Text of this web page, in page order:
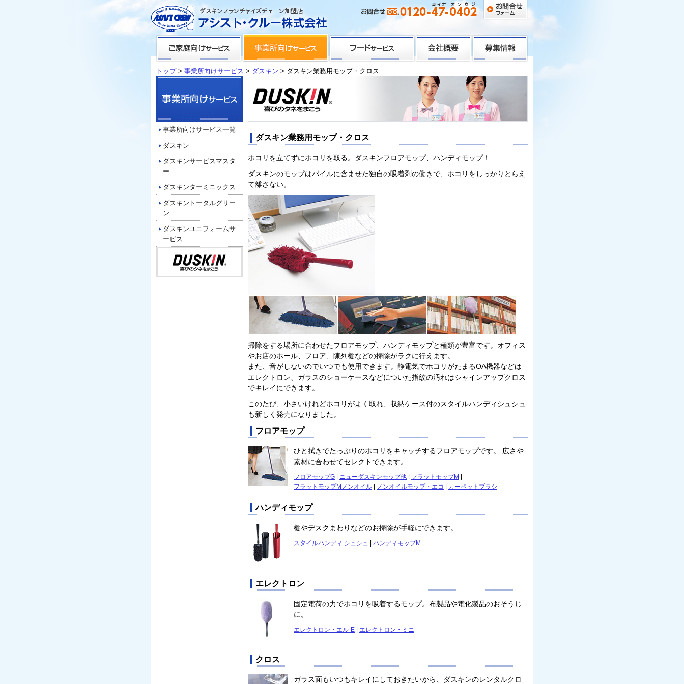
トップ> 事業所向けサービス > ダスキン > ダスキン業務用モップ・クロス
事業所向けサービス一覧
ダスキン
ダスキンサービスマスタ
ー
ダスキンターミニックス
ダスキントータルグリー
ン
ダスキンユニフォームサ
ービス
ダスキン業務用モップ・クロス
ホコリを立てずにホコリを取る。ダスキンフロアモップ、ハンディモップ！
ダスキンのモップはパイルに含ませた独自の吸着剤の働きで、ホコリをしっかりとらえ
て離さない。
掃除をする場所に合わせたフロアモップ、ハンディモップと種類が豊富です。オフィス
やお店のホール、フロア、陳列棚などの掃除がラクに行えます。
また、音がしないのでいつでも使用できます。静電気でホコリがたまるOA機器などは
エレクトロン、ガラスのショーケースなどについた指紋の汚れはシャインアップクロス
でキレイにできます。
このたび、小さいけれどホコリがよく取れ、収納ケース付のスタイルハンディシュシュ
も新しく発売になりました。
フロアモップ
ひと拭きでたっぷりのホコリをキャッチするフロアモップです。 広さや
素材に合わせてセレクトできます。
フロアモップG ニューダスキンモップ他 フラットモップM
フラットモップMノンオイル
ノンオイルモップ・エコ カーペットブラシ
ハンディモップ
棚やデスクまわりなどのお掃除が手軽にできます。
スタイルハンディ シュシュ ハンディモップM
エレクトロン
固定電荷の力でホコリを吸着するモップ。布製品や電化製品のおそうじ
に。
エレクトロン・エル-E エレクトロン・ミニ
クロス
ガラス面もいつもキレイにしておきたいから、ダスキンのレンタルクロ